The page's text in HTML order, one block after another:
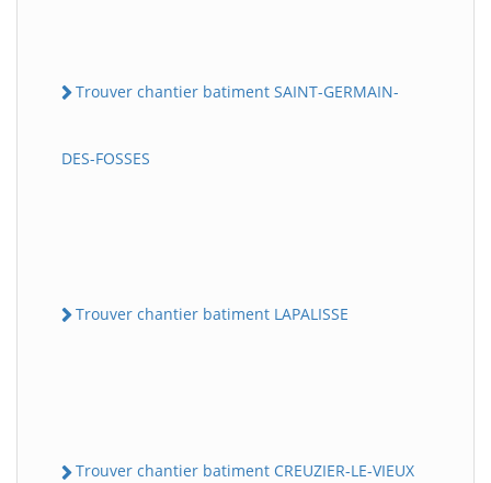
Trouver chantier batiment SAINT-GERMAIN-
DES-FOSSES
Trouver chantier batiment LAPALISSE
Trouver chantier batiment CREUZIER-LE-VIEUX